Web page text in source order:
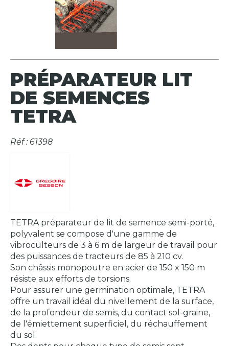
PRÉPARATEUR LIT
DE SEMENCES
TETRA
Réf : 61398
TETRA préparateur de lit de semence semi-porté,
polyvalent se compose d'une gamme de
vibroculteurs de 3 à 6 m de largeur de travail pour
des puissances de tracteurs de 85 à 210 cv.
Son châssis monopoutre en acier de 150 x 150 m
résiste aux efforts de torsions.
Pour assurer une germination optimale, TETRA
offre un travail idéal du nivellement de la surface,
de la profondeur de semis, du contact sol-graine,
de l'émiettement superficiel, du réchauffement
du sol.